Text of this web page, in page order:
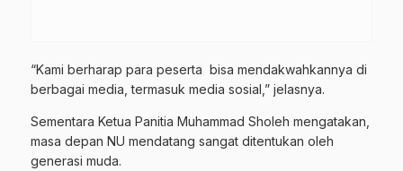
“Kami berharap para peserta bisa mendakwahkannya di
berbagai media, termasuk media sosial,” jelasnya.
Sementara Ketua Panitia Muhammad Sholeh mengatakan,
masa depan NU mendatang sangat ditentukan oleh
generasi muda.